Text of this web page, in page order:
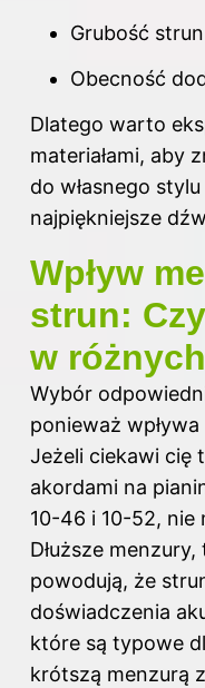
Grubość strun
Obecność
Dlatego warto
materiałami, aby
do własnego
najpiękniejsze
Wpływ
strun:
w
Wybór
ponieważ
Jeżeli ciekawi cię
akordami na
10-46 i 10-52, nie
Dłuższe
powodują, że
doświadczenia
które są typowe
krótszą menzurą